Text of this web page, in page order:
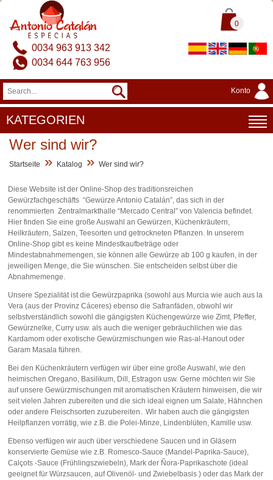
0
0034 963 913 342
0034 644 763 956
Konto
KATEGORIEN
Wer sind wir?
Startseite » Katalog » Wer sind wir?
Diese Website ist der Online-Shop des traditionsreichen
Gewürzfachgeschäfts “Gewürze Antonio Catalán”, das sich in der
renommierten Zentralmarkthalle “Mercado Central” von Valencia befindet.
Hier finden Sie eine große Auswahl an Gewürzen, Küchenkräutern,
Heilkräutern, Salzen, Teesorten und getrockneten Pflanzen. In unserem
Online-Shop gibt es keine Mindestkaufbeträge oder
Mindestabnahmemengen, sie können alle Gewürze ab 100 g kaufen, in der
jeweiligen Menge, die Sie wünschen. Sie entscheiden selbst über die
Abnahmemenge.
Unsere Spezialität ist die Gewürzpaprika (sowohl aus Murcia wie auch aus la
Vera (aus der Provinz Cáceres) ebenso die Safranfäden, obwohl wir
selbstverständlich sowohl die gängigsten Küchengewürze wie Zimt, Pfeffer,
Gewürznelke, Curry usw. als auch die weniger gebräuchlichen wie das
Kardamom oder exotische Gewürzmischungen wie Ras-al-Hanout oder
Garam Masala führen.
Bei den Küchenkräutern verfügen wir über eine große Auswahl, wie den
heimischen Oregano, Basilikum, Dill, Estragon usw. Gerne möchten wir Sie
auf unsere Gewürzmischungen mit aromatischen Kräutern hinweisen, die wir
seit vielen Jahren zubereiten und die sich ideal eignen um Salate, Hähnchen
oder andere Fleischsorten zuzubereiten. Wir haben auch die gängigsten
Heilpflanzen vorrätig, wie z.B. die Polei-Minze, Lindenblüten, Kamille usw.
Ebenso verfügen wir auch über verschiedene Saucen und in Gläsern
konservierte Gemüse wie z.B. Romesco-Sauce (Mandel-Paprika-Sauce),
Calçots -Sauce (Frühlingszwiebeln), Mark der Ñora-Paprikaschote (ideal
geeignet für Würzsaucen, auf Olivenöl- und Zwiebelbasis ) oder das Mark der